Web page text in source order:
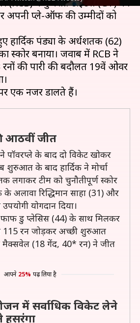
(RCB) ने गुजरात टाइटंस (GT) को
अपनी प्ले-ऑफ की उम्मीदों को
हार्दिक पंड्या के अर्धशतक (62)
स्कोर बनाया। जवाब में RCB ने
की पारी की बदौलत 19वें ओवर
आठवीं जीत
पॉवरप्ले के बाद दो विकेट खोकर
शुरुआत के बाद हार्दिक ने मोर्चा
लगाकर टीम को चुनौतीपूर्ण स्कोर
के अलावा रिद्धिमान साहा (31) और
योगदान दिया।
डु प्लेसिस (44) के साथ मिलकर
115 रन जोड़कर अच्छी शुरुआत
मैक्सवेल (18 गेंद, 40* रन) ने जीत
आपने 25% पढ़ लिया है
में सर्वाधिक विकेट लेने
हसरंगा